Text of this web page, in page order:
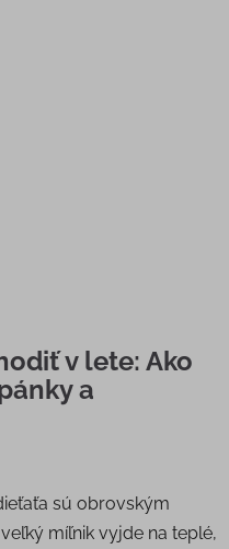
v lete: Ako
a
sú obrovským
míľnik vyjde na teplé,